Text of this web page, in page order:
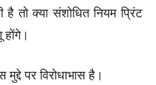
तो क्या संशोधित नियम प्रिंट
होंगे।
पर विरोधाभास है।